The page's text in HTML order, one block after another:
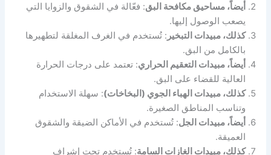
أيضاً، مساحيق مكافحة البق: فعّالة في الشقوق والزوايا التي
يصعب الوصول إليها.
كذلك، مبيدات التبخير : تُستخدم في الغرف المغلقة لتطهيرها
بالكامل من البق.
أيضاً، مبيدات التعقيم الحراري: تعتمد على درجات الحرارة
العالية للقضاء على البق.
كذلك، مبيدات الهباء الجوي (البخاخات): سهلة الاستخدام
وتناسب المناطق الصغيرة.
أيضاً، مبيدات الجل: تُستخدم في الأماكن الضيقة والشقوق
العميقة.
كذلك، مبيدات الغازات السامة: تُستخدم تحت إشراف